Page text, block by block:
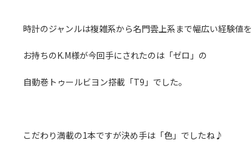
時計のジャンルは複雑系から名門雲上系まで幅広い経験値を
お持ちのK.M様が今回手にされたのは「ゼロ」の
自動巻トゥールビヨン搭載「T9」でした。
こだわり満載の1本ですが決め手は「色」でしたね♪